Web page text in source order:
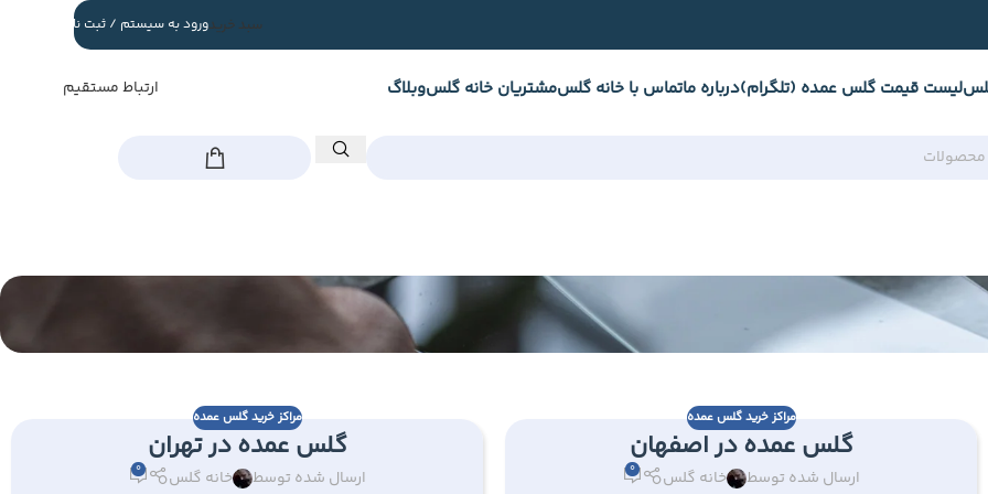
سبد خریدورود به سیستم / ثبت نام
لیست قیمت گلس عمده (تلگرام)درباره ماتماس با خانه گلسمشتریان خانه گلسوبلاگ ارتباط مستقیم
مراکز خرید گلس عمده
گلس عمده در اصفهان
ارسال شده توسط خانه گلس 0
مراکز خرید گلس عمده
گلس عمده در تهران
ارسال شده توسط خانه گلس 0